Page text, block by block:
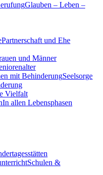
Glauben – Leben –
Partnerschaft und Ehe
und Männer
Seelsorge
Vielfalt
In allen Lebensphasen
Schulen &